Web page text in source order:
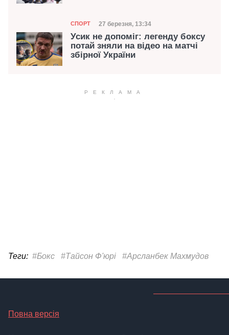
Категорія
СПОРТ Дата публікації
27 березня, 13:34
Усик не допоміг: легенду боксу
потай зняли на відео на матчі
збірної України
Теги: #Бокс #Тайсон Ф'юрі #Арсланбек Махмудов
Повна версія